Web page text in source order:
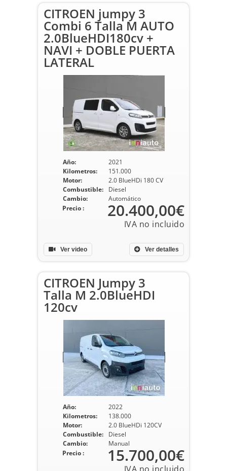
CITROEN jumpy 3
Combi 6 Talla M AUTO
2.0BlueHDI180cv +
NAVI + DOBLE PUERTA
LATERAL
Año:
2021
Kilometros:
151.000
Motor:
2.0 BlueHDi 180 CV
Combustible:
Diesel
Cambio:
Automático
Ver detalles
Precio : 20.400,00€
Ver video
CITROEN Jumpy 3
Talla M 2.0BlueHDI
120cv
Año:
2022
Kilometros:
138.000
Motor:
2.0 BlueHDi 120CV
Combustible:
Diesel
Cambio:
Manual
Precio : 15.700,00€